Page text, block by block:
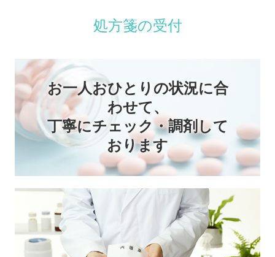
処方箋の受付
お一人おひとりの状況に合
わせて、
丁寧にチェック・調剤して
おります